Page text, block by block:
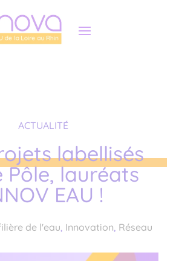
ACTUALITÉ
labellisés
Pôle, lauréats
EAU !
de l'eau, Innovation, Réseau